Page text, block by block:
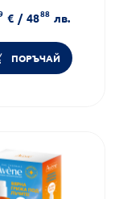
50
€ / 4888 лв.
ПОРЪЧАЙ